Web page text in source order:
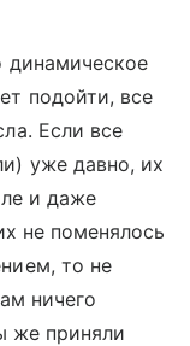
динамическое
подойти, все
Если все
уже давно, их
и даже
не поменялось
то не
ничего
же приняли